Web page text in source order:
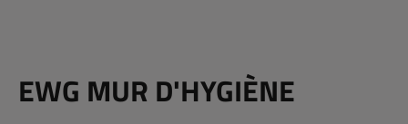
EWG MUR D'HYGIÈNE